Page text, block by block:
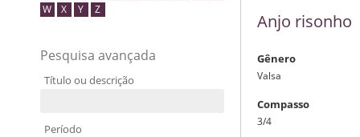
W
X Y Z
Pesquisa avançada
Título ou descrição
Período
Anjo risonho
Gênero
Valsa
Compasso
3/4